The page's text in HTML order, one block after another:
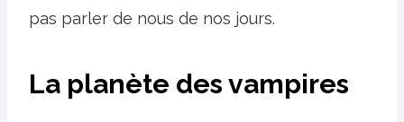
pas parler de nous de nos jours.
La planète des vampires